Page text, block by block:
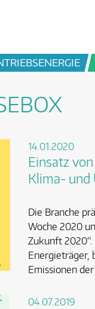
14.01.2020
Einsatz
Klima- und
Die Branche
Woche 2020
Zukunft
Energieträger,
Emissionen
04.07.2019